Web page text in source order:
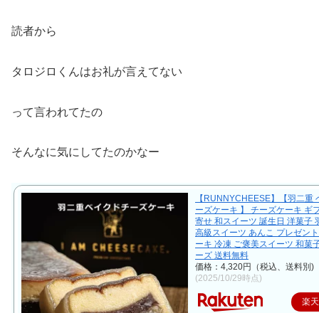
読者から
タロジロくんはお礼が言えてない
って言われてたの
そんなに気にしてたのかなー
【RUNNYCHEESE】【羽二重
ーズケーキ 】 チーズケーキ ギ
寄せ 和スイーツ 誕生日 洋菓子
高級スイーツ あんこ プレゼン
ーキ 冷凍 ご褒美スイーツ 和菓
ーズ 送料無料
価格：4,320円（税込、送料別)
(2025/10/29時点)
楽